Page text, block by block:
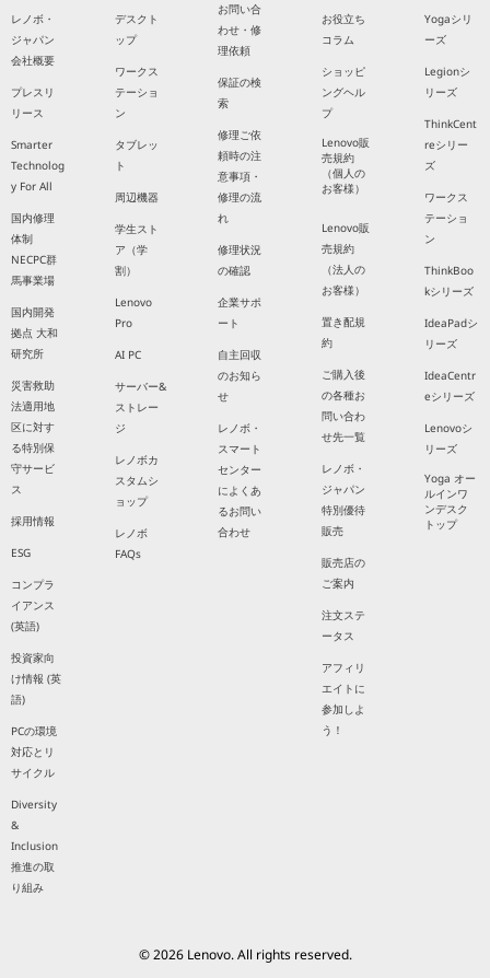
レノボ・
ジャパン
会社概要
プレスリ
リース
Smarter
Technolog
y For All
国内修理
体制
NECPC群
馬事業場
国内開発
拠点 大和
研究所
災害救助
法適用地
区に対す
る特別保
守サービ
ス
採用情報
ESG
コンプラ
イアンス
(英語)
投資家向
け情報 (英
語)
PCの環境
対応とリ
サイクル
Diversity
&
Inclusion
推進の取
り組み
デスクト
ップ
ワークス
テーショ
ン
タブレッ
ト
周辺機器
学生スト
ア（学
割）
Lenovo
Pro
AI PC
サーバー&
ストレー
ジ
レノボカ
スタムシ
ョップ
レノボ
FAQs
お問い合
わせ・修
理依頼
保証の検
索
修理ご依
頼時の注
意事項・
修理の流
れ
修理状況
の確認
企業サポ
ート
自主回収
のお知ら
せ
レノボ・
スマート
センター
によくあ
るお問い
合わせ
お役立ち
コラム
ショッピ
ングヘル
プ
Lenovo販
売規約
（個人の
お客様）
Lenovo販
売規約
（法人の
お客様）
置き配規
約
ご購入後
の各種お
問い合わ
せ先一覧
レノボ・
ジャパン
特別優待
販売
販売店の
ご案内
注文ステ
ータス
アフィリ
エイトに
参加しよ
う！
Yogaシリ
ーズ
Legionシ
リーズ
ThinkCent
reシリー
ズ
ワークス
テーショ
ン
ThinkBoo
kシリーズ
IdeaPadシ
リーズ
IdeaCentr
eシリーズ
Lenovoシ
リーズ
Yoga オー
ルインワ
ンデスク
トップ
© 2026 Lenovo. All rights reserved.